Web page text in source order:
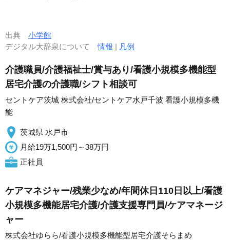
出典 小学館
デジタル大辞泉について情報 | 凡例
介護職員/介護福祉士/賞与あり/看護小規模多機能型
居宅介護の介護職/シフト相談可
セントケア茨城 株式会社/セントケア水戸千波 看護小規模多機
能
茨城県 水戸市
月給19万1,500円～38万円
正社員
ケアマネジャー/残業少なめ/年間休日110日以上/看護
小規模多機能居宅介護/介護支援専門員/ケアマネージ
ャー
株式会社ゆらら/看護小規模多機能型居宅介護そらまめ